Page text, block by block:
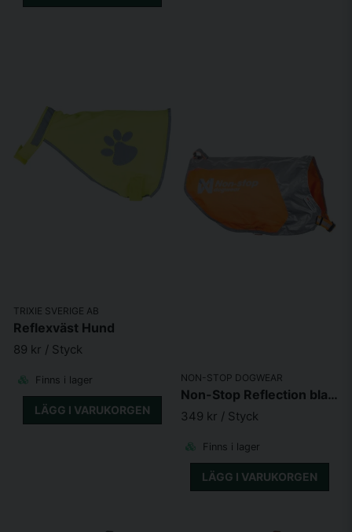
TRIXIE SVERIGE AB
Reflexväst Hund
89 kr / Styck
Finns i lager
LÄGG I VARUKORGEN
NON-STOP DOGWEAR
Non-Stop Reflection blanket unisex orange
349 kr / Styck
Finns i lager
LÄGG I VARUKORGEN